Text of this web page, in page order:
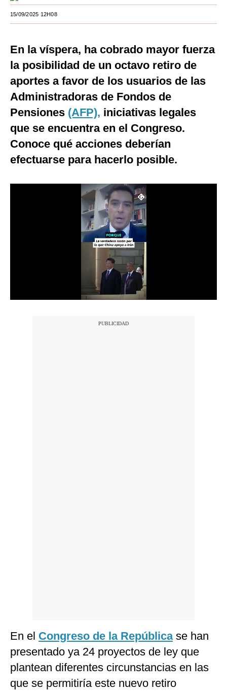
Moda
Mundo
EEUU
México
España
Tecnología
Videos
15/09/2025 12H08
En la víspera, ha cobrado mayor fuerza
la posibilidad de un octavo retiro de
aportes a favor de los usuarios de las
Administradoras de Fondos de
Pensiones (AFP), iniciativas legales
que se encuentra en el Congreso.
Conoce qué acciones deberían
efectuarse para hacerlo posible.
En el Congreso de la Repúblicase han
presentado ya 24 proyectos de ley que
plantean diferentes circunstancias en las
que se permitiría este nuevo retiro